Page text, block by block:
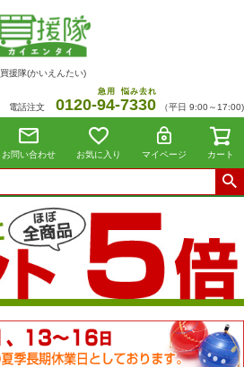
買援隊(かいえんたい)
電話注文 0120-94
急用
-7330
悩み去れ
（平日 9:00～17:00)
お問い合わせ お気に入り マイページ カート